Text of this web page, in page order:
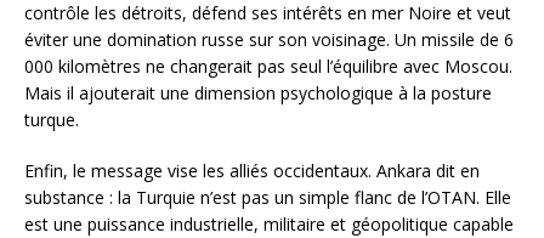
contrôle les détroits, défend ses intérêts en mer Noire et veut
éviter une domination russe sur son voisinage. Un missile de 6
000 kilomètres ne changerait pas seul l’équilibre avec Moscou.
Mais il ajouterait une dimension psychologique à la posture
turque.
Enfin, le message vise les alliés occidentaux. Ankara dit en
substance : la Turquie n’est pas un simple flanc de l’OTAN. Elle
est une puissance industrielle, militaire et géopolitique capable